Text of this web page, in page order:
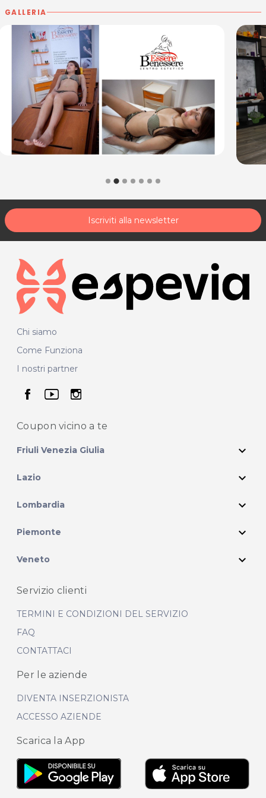
Mercoledì: 9.30 - 19.30
Venerdì: 9.30 - 19.30
Sabato: 10.00 - 15.00
ESSERE BENESSERE
Viale Ledra, 56
33100 Udine (UD)
P.IVA 02635740307
Tel. 04321744076
Per ulteriori informazioni sull'offerta o sulle modalità di
acquisto scrivi a posta@espevia.it
GALLERIA
Iscriviti alla newsletter
Chi siamo
Come Funziona
I nostri partner
seguici su facebook
seguici su youtube
seguici su instagram
Coupon vicino a te
Friuli Venezia Giulia expand_more
Lazio expand_more
Lombardia expand_more
Piemonte expand_more
Veneto expand_more
Servizio clienti
TERMINI E CONDIZIONI DEL SERVIZIO
FAQ
CONTATTACI
Per le aziende
DIVENTA INSERZIONISTA
ACCESSO AZIENDE
Scarica la App